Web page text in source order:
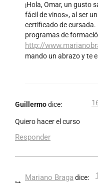
¡Hola, Omar, un gusto
fácil de vinos», al ser
certificado de
programas de
http://
mando un abrazo y te
Guillermodice:
Quiero hacer el curso
Responder
Mariano Braga dice: